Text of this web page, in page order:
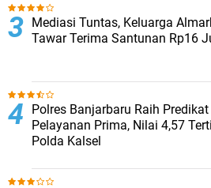
Mediasi Tuntas, Keluarga
Tawar Terima Santunan Rp16
Polres Banjarbaru Raih Predikat
Pelayanan Prima, Nilai 4,57
Polda Kalsel